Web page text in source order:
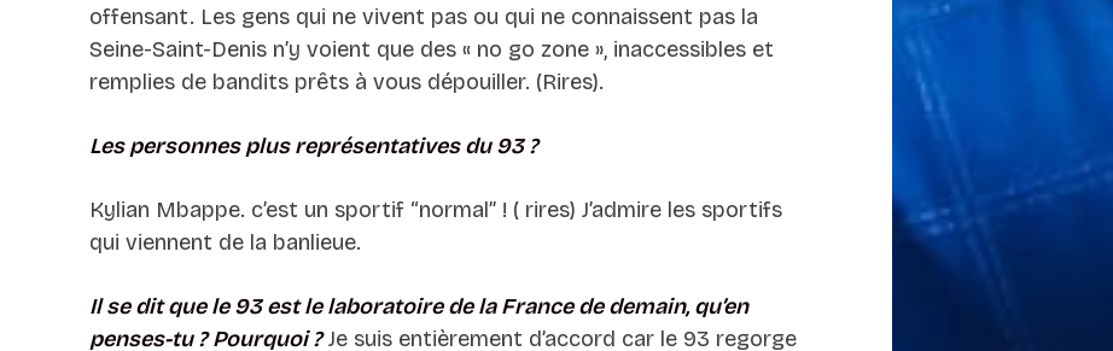
offensant. Les gens qui ne vivent pas ou qui ne connaissent pas la
Seine-Saint-Denis n’y voient que des « no go zone », inaccessibles et
remplies de bandits prêts à vous dépouiller. (Rires).
Les personnes plus représentatives du 93 ?
Kylian Mbappe. c’est un sportif “normal” ! ( rires) J’admire les sportifs
qui viennent de la banlieue.
Il se dit que le 93 est le laboratoire de la France de demain, qu’en
penses-tu ? Pourquoi ?Je suis entièrement d’accord car le 93 regorge